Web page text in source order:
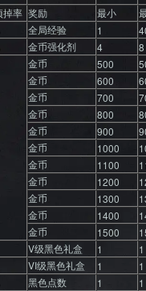
掉率 奖励 最小
全局经验 1
金币强化剂 4 8
金币 500
金币
600
金币
700
金币
800
金币
900
金币
1000
金币
1100
金币
1200
金币
1300
金币
1400
金币
1500
V级黑色礼盒 1 1
VI级黑色礼盒 1 1
黑色点数 1 1